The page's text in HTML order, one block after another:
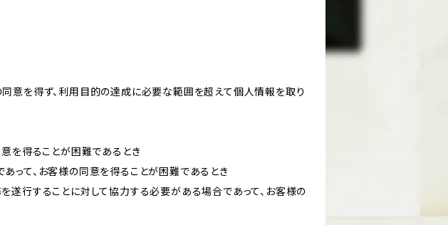
意を得ず、利用目的の達成に必要な範囲を超えて個人情報を取り
を得ることが困難であるとき
って、お客様の同意を得ることが困難であるとき
遂行することに対して協力する必要がある場合であって、お客様の